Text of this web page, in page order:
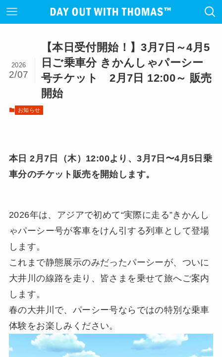
【本日受付開始！】3月7日～4月5
日ご乗車分 きかんしゃパーシー
号チケット 2月7日 12:00～ 販売
開始
2026
2/07
お知らせ
本日 2月7日（木）12:00より、3月7日〜4月5日乗
車分のチケット販売を開始します。
2026年は、アジアで初めて“実際に走る”きかんし
ゃパーシー号が客車をけん引する列車として登場
します。
これまで静態展示のみだったパーシーが、ついに
大井川の線路を走り、皆さまを乗せて旅へご案内
します。
春の大井川で、パーシー号ならではの特別な乗車
体験をお楽しみください。